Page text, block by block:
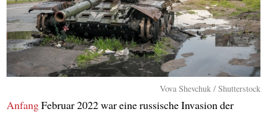
Vova Shevchuk / Shutterstock
AnfangFebruar 2022 war eine russische Invasion der